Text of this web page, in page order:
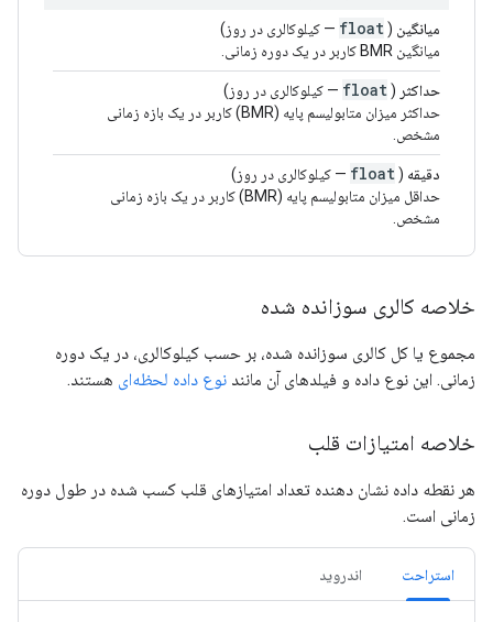
میانگین (
float — کیلوکالری در روز)
میانگین BMR کاربر در یک دوره زمانی.
حداکثر (
float — کیلوکالری در روز)
حداکثر میزان متابولیسم پایه (BMR) کاربر در یک بازه زمانی
مشخص.
دقیقه (
float — کیلوکالری در روز)
حداقل میزان متابولیسم پایه (BMR) کاربر در یک بازه زمانی
مشخص.
خلاصه کالری سوزانده شده
مجموع یا کل کالری سوزانده شده، بر حسب کیلوکالری، در یک دوره
زمانی. این نوع داده و فیلدهای آن مانند نوع داده لحظه‌ای هستند.
خلاصه امتیازات قلب
هر نقطه داده نشان دهنده تعداد امتیازهای قلب کسب شده در طول دوره
زمانی است.
استراحت اندروید